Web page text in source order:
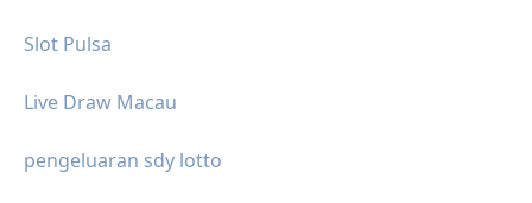
Slot Pulsa
Live Draw Macau
pengeluaran sdy lotto